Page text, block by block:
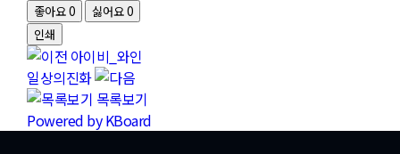
좋아요0 싫어요0
인쇄
아이비_와인
일상의진화
목록보기
Powered by KBoard